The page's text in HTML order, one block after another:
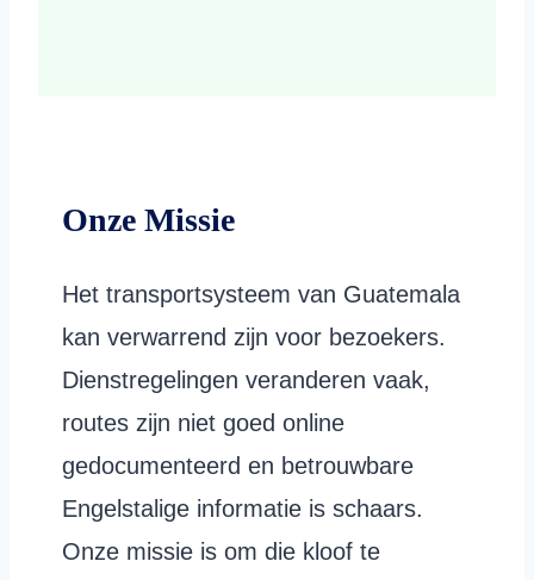
Onze Missie
Het transportsysteem van Guatemala
kan verwarrend zijn voor bezoekers.
Dienstregelingen veranderen vaak,
routes zijn niet goed online
gedocumenteerd en betrouwbare
Engelstalige informatie is schaars.
Onze missie is om die kloof te